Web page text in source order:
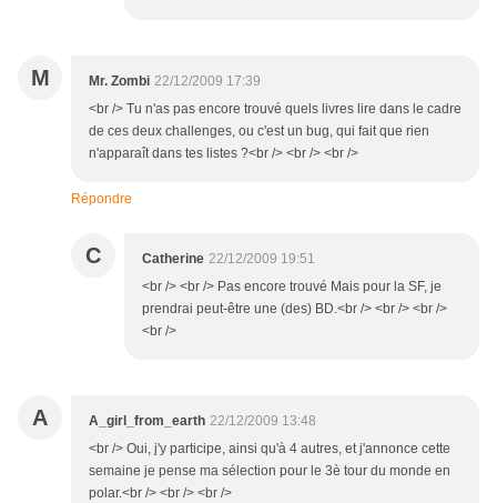
M Mr. Zombi 22/12/2009 17:39
<br /> Tu n'as pas encore trouvé quels livres lire dans le cadre
de ces deux challenges, ou c'est un bug, qui fait que rien
n'apparaît dans tes listes ?<br /> <br /> <br />
Répondre
C Catherine 22/12/2009 19:51
<br /> <br /> Pas encore trouvé Mais pour la SF, je
prendrai peut-être une (des) BD.<br /> <br /> <br />
<br />
A A_girl_from_earth 22/12/2009 13:48
<br /> Oui, j'y participe, ainsi qu'à 4 autres, et j'annonce cette
semaine je pense ma sélection pour le 3è tour du monde en
polar.<br /> <br /> <br />